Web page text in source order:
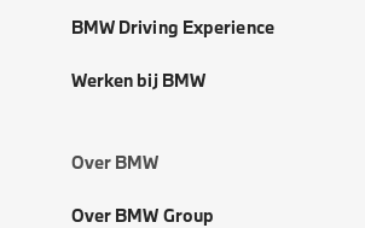
BMW Driving Experience
Werken bij BMW
Over BMW
Over BMW Group